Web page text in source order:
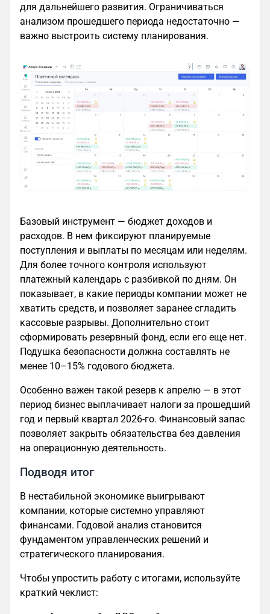
для дальнейшего развития. Ограничиваться
анализом прошедшего периода недостаточно —
важно выстроить систему планирования.
Базовый инструмент — бюджет доходов и
расходов. В нем фиксируют планируемые
поступления и выплаты по месяцам или неделям.
Для более точного контроля используют
платежный календарь с разбивкой по дням. Он
показывает, в какие периоды компании может не
хватить средств, и позволяет заранее сгладить
кассовые разрывы. Дополнительно стоит
сформировать резервный фонд, если его еще нет.
Подушка безопасности должна составлять не
менее 10–15% годового бюджета.
Особенно важен такой резерв к апрелю — в этот
период бизнес выплачивает налоги за прошедший
год и первый квартал 2026-го. Финансовый запас
позволяет закрыть обязательства без давления
на операционную деятельность.
Подводя итог
В нестабильной экономике выигрывают
компании, которые системно управляют
финансами. Годовой анализ становится
фундаментом управленческих решений и
стратегического планирования.
Чтобы упростить работу с итогами, используйте
краткий чеклист: